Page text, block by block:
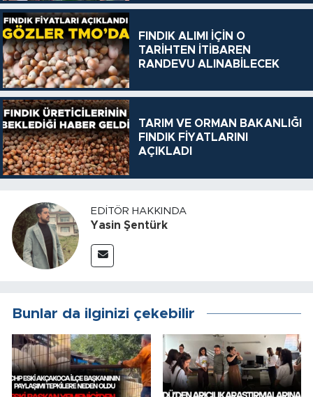
FINDIK ALIMI İÇİN O
TARİHTEN İTİBAREN
RANDEVU ALINABİLECEK
TARIM VE ORMAN BAKANLIĞI
FINDIK FİYATLARINI
AÇIKLADI
EDITÖR HAKKINDA
Yasin Şentürk
Bunlar da ilginizi çekebilir